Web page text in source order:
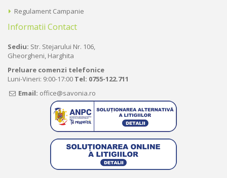
Regulament Campanie
Informatii Contact
Sediu: Str. Stejarului Nr. 106,
Gheorgheni, Harghita
Preluare comenzi telefonice
Luni-Vineri: 9:00-17:00 Tel: 0755-122.711
Email: office@savonia.ro